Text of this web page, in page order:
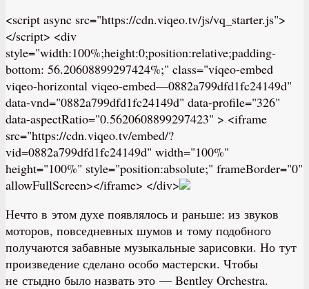
<script async src="https://cdn.viqeo.tv/js/vq_starter.js">
</script> <div
style="width:100%;height:0;position:relative;padding-
bottom: 56.20608899297424%;" class="viqeo-embed
viqeo-horizontal viqeo-embed—0882a799dfd1fc24149d"
data-vnd="0882a799dfd1fc24149d" data-profile="326"
data-aspectRatio="0.5620608899297423" > <iframe
src="https://cdn.viqeo.tv/embed/?
vid=0882a799dfd1fc24149d" width="100%"
height="100%" style="position:absolute;" frameBorder="0"
allowFullScreen></iframe> </div>
Нечто в этом духе появлялось и раньше: из звуков
моторов, повседневных шумов и тому подобного
получаются забавные музыкальные зарисовки. Но тут
произведение сделано особо мастерски. Чтобы
не стыдно было назвать это — Bentley Orchestra.